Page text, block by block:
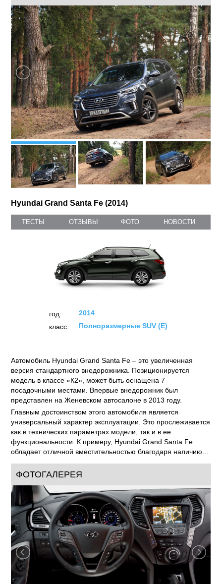
Hyundai Grand Santa Fe (2014)
ТЕСТЫ ОТЗЫВЫ ФОТО НОВОСТИ
год:
2014
класс:
Полноразмерные SUV (E)
Автомобиль Hyundai Grand Santa Fe – это увеличенная
версия стандартного внедорожника. Позиционируется
модель в классе «К2», может быть оснащена 7
посадочными местами. Впервые внедорожник был
представлен на Женевском автосалоне в 2013 году.
Главным достоинством этого автомобиля является
универсальный характер эксплуатации. Это прослеживается
как в технических параметрах модели, так и в ее
функциональности. К примеру, Hyundai Grand Santa Fe
обладает отличной вместительностью благодаря наличию...
ФОТОГАЛЕРЕЯ